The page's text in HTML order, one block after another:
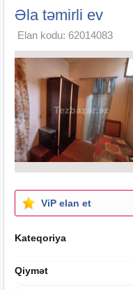
Əla təmirli ev
Elan kodu: 62014083
ViP elan et
Kateqoriya
Qiymət